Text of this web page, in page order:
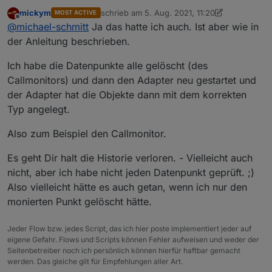
Offline
mickym MOST ACTIVE schrieb am 5. Aug. 2021, 11:20
zuletzt editiert von mickym8. Mai 2021, 13:23
@michael-schmitt Ja das hatte ich auch. Ist aber wie in
der Anleitung beschrieben.
Ich habe die Datenpunkte alle gelöscht (des
Callmonitors) und dann den Adapter neu gestartet und
der Adapter hat die Objekte dann mit dem korrekten
Typ angelegt.
Also zum Beispiel den Callmonitor.
Es geht Dir halt die Historie verloren. - Vielleicht auch
nicht, aber ich habe nicht jeden Datenpunkt geprüft. ;)
Also vielleicht hätte es auch getan, wenn ich nur den
monierten Punkt gelöscht hätte.
Jeder Flow bzw. jedes Script, das ich hier poste implementiert jeder auf
eigene Gefahr. Flows und Scripts können Fehler aufweisen und weder der
Seitenbetreiber noch ich persönlich können hierfür haftbar gemacht
werden. Das gleiche gilt für Empfehlungen aller Art.